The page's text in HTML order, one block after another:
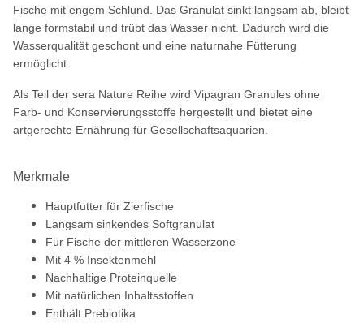
Fische mit engem Schlund. Das Granulat sinkt langsam ab, bleibt
lange formstabil und trübt das Wasser nicht. Dadurch wird die
Wasserqualität geschont und eine naturnahe Fütterung
ermöglicht.
Als Teil der sera Nature Reihe wird Vipagran Granules ohne
Farb- und Konservierungsstoffe hergestellt und bietet eine
artgerechte Ernährung für Gesellschaftsaquarien.
Merkmale
Hauptfutter für Zierfische
Langsam sinkendes Softgranulat
Für Fische der mittleren Wasserzone
Mit 4 % Insektenmehl
Nachhaltige Proteinquelle
Mit natürlichen Inhaltsstoffen
Enthält Prebiotika